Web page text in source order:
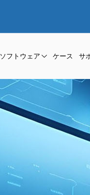
ソフトウェア ケース サ